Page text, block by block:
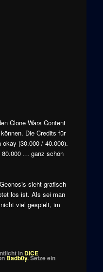
Clone Wars Content
Die Credits für
(30.000 / 40.000).
80.000 … ganz schön
sieht grafisch
los ist. Als sei man
viel gespielt, im
in DICE
Badb0y. Setze ein